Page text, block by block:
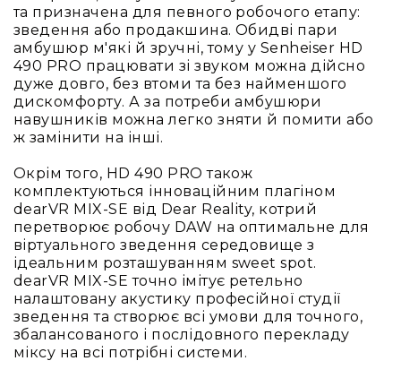
та призначена для певного робочого етапу:
зведення або продакшина. Обидві пари
амбушюр м'які й зручні, тому у Senheiser HD
490 PRO працювати зі звуком можна дійсно
дуже довго, без втоми та без найменшого
дискомфорту. А за потреби амбушюри
навушників можна легко зняти й помити або
ж замінити на інші.
Окрім того, HD 490 PRO також
комплектуються інноваційним плагіном
dearVR MIX-SE від Dear Reality, котрий
перетворює робочу DAW на оптимальне для
віртуального зведення середовище з
ідеальним розташуванням sweet spot.
dearVR MIX-SE точно імітує ретельно
налаштовану акустику професійної студії
зведення та створює всі умови для точного,
збалансованого і послідовного перекладу
міксу на всі потрібні системи.